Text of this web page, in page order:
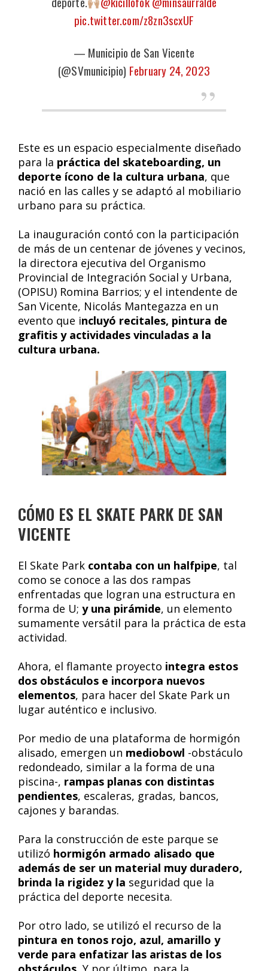
pic.twitter.com/z8zn3scxUF
— Municipio de San Vicente
(@SVmunicipio) February 24, 2023
Este es un espacio especialmente diseñado
para la práctica del skateboarding, un
deporte ícono de la cultura urbana, que
nació en las calles y se adaptó al mobiliario
urbano para su práctica.
La inauguración contó con la participación
de más de un centenar de jóvenes y vecinos,
la directora ejecutiva del Organismo
Provincial de Integración Social y Urbana,
(OPISU) Romina Barrios; y el intendente de
San Vicente, Nicolás Mantegazza en un
evento que incluyó recitales, pintura de
grafitis y actividades vinculadas a la
cultura urbana.
CÓMO ES EL SKATE PARK DE SAN
VICENTE
El Skate Park contaba con un halfpipe, tal
como se conoce a las dos rampas
enfrentadas que logran una estructura en
forma de U; y una pirámide, un elemento
sumamente versátil para la práctica de esta
actividad.
Ahora, el flamante proyecto integra estos
dos obstáculos e incorpora nuevos
elementos, para hacer del Skate Park un
lugar auténtico e inclusivo.
Por medio de una plataforma de hormigón
alisado, emergen un mediobowl -obstáculo
redondeado, similar a la forma de una
piscina-, rampas planas con distintas
pendientes, escaleras, gradas, bancos,
cajones y barandas.
Para la construcción de este parque se
utilizó hormigón armado alisado que
además de ser un material muy duradero,
brinda la rigidez y la seguridad que la
práctica del deporte necesita.
Por otro lado, se utilizó el recurso de la
pintura en tonos rojo, azul, amarillo y
verde para enfatizar las aristas de los